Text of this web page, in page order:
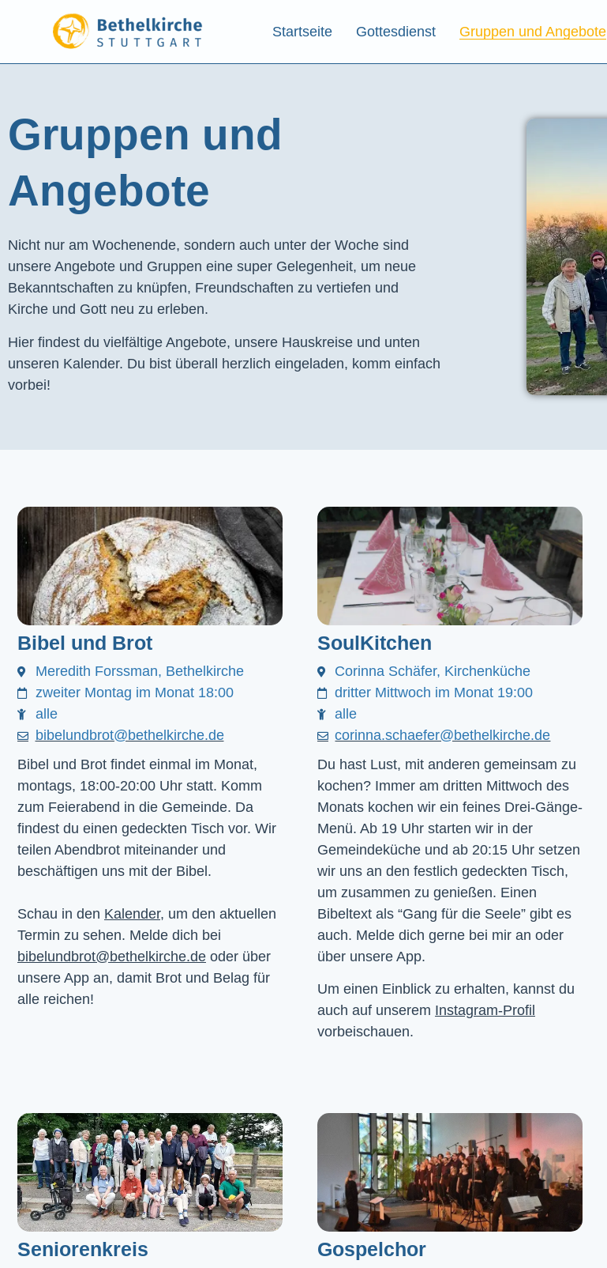
Startseite Gottesdienst Gruppen und Angebote
Gruppen und
Angebote​
Nicht nur am Wochenende, sondern auch unter der Woche sind
unsere Angebote und Gruppen eine super Gelegenheit, um neue
Bekanntschaften zu knüpfen, Freundschaften zu vertiefen und
Kirche und Gott neu zu erleben.
Hier findest du vielfältige Angebote, unsere Hauskreise und unten
unseren Kalender. Du bist überall herzlich eingeladen, komm einfach
vorbei!
Bibel und Brot
Meredith Forssman, Bethelkirche
zweiter Montag im Monat 18:00
alle
bibelundbrot@bethelkirche.de
Bibel und Brot findet einmal im Monat,
montags, 18:00-20:00 Uhr statt. Komm
zum Feierabend in die Gemeinde. Da
findest du einen gedeckten Tisch vor. Wir
teilen Abendbrot miteinander und
beschäftigen uns mit der Bibel.
Schau in den Kalender, um den aktuellen
Termin zu sehen. Melde dich bei
bibelundbrot@bethelkirche.de oder über
unsere App an, damit Brot und Belag für
alle reichen!
SoulKitchen
Corinna Schäfer, Kirchenküche
dritter Mittwoch im Monat 19:00
alle
corinna.schaefer@bethelkirche.de
Du hast Lust, mit anderen gemeinsam zu
kochen? Immer am dritten Mittwoch des
Monats kochen wir ein feines Drei-Gänge-
Menü. Ab 19 Uhr starten wir in der
Gemeindeküche und ab 20:15 Uhr setzen
wir uns an den festlich gedeckten Tisch,
um zusammen zu genießen. Einen
Bibeltext als “Gang für die Seele” gibt es
auch. Melde dich gerne bei mir an oder
über unsere App.
Um einen Einblick zu erhalten, kannst du
auch auf unserem Instagram-Profil
vorbeischauen.
Seniorenkreis Gospelchor